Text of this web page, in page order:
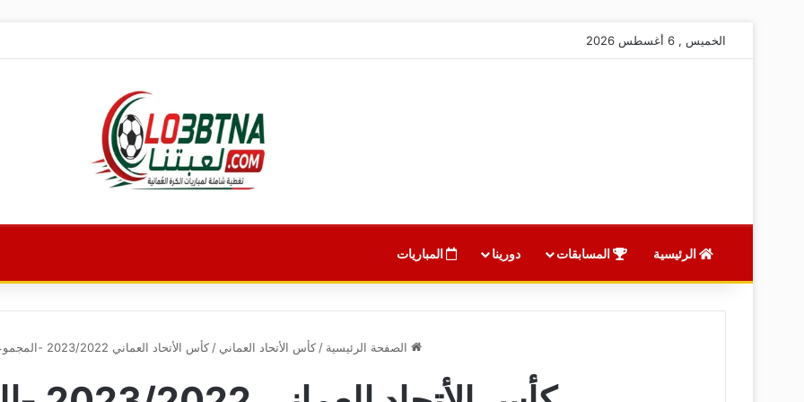
الخميس , 6 أغسطس 2026
الرئيسية المسابقات دورينا المباريات
الصفحة الرئيسية / كأس الأتحاد العماني / كأس الأتحاد العماني 2023/2022 -المجموعة 1